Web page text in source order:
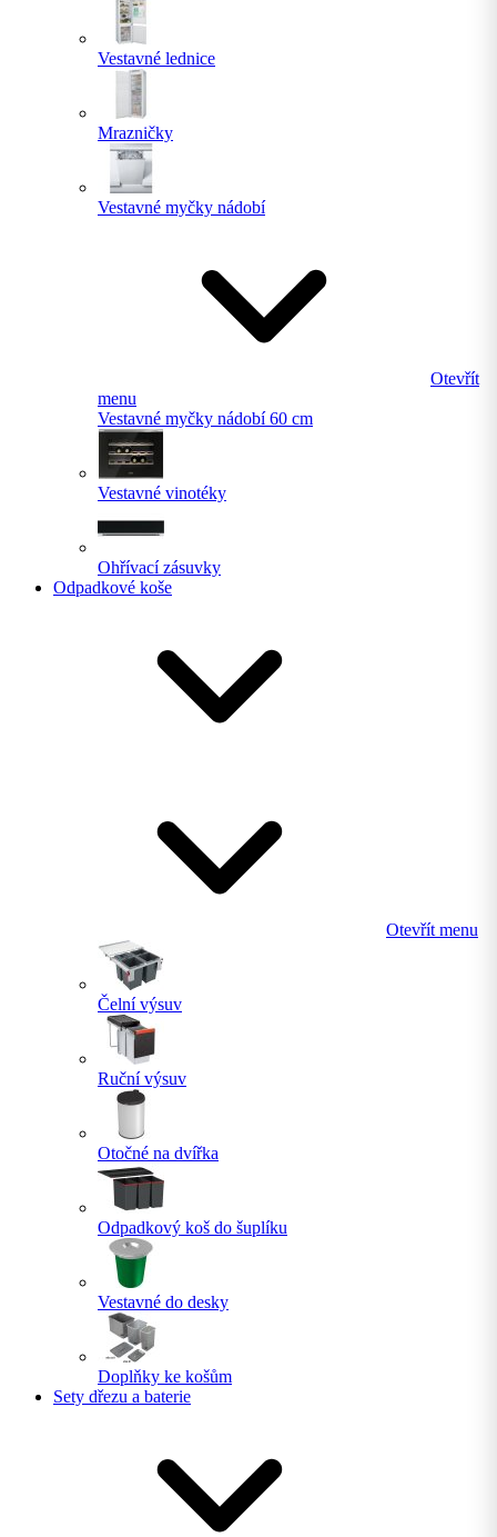
Vestavné lednice
Mrazničky
Vestavné myčky nádobí
Otevřít
menu
Vestavné myčky nádobí 60 cm
Vestavné vinotéky
Ohřívací zásuvky
Odpadkové koše
Otevřít menu
Čelní výsuv
Ruční výsuv
Otočné na dvířka
Odpadkový koš do šuplíku
Vestavné do desky
Doplňky ke košům
Sety dřezu a baterie